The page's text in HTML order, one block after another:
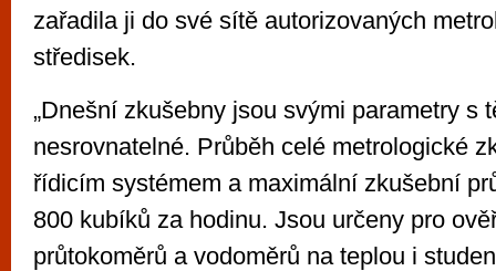
zařadila ji do své sítě autorizovaných
středisek.
„Dnešní zkušebny jsou svými parametry s
nesrovnatelné. Průběh celé metrologické
řídicím systémem a maximální zkušební
800 kubíků za hodinu. Jsou určeny pro
průtokoměrů a vodoměrů na teplou i